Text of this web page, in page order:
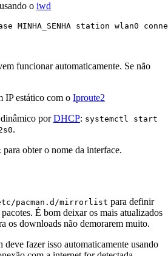
o iwd
funcionar automaticamente. Se não
IP estático com o Iproute2
porDHCP: systemctl start
.
para obter o nome da interface.
pacman.d/mirrorlist para definir
É bom deixar os mais atualizados
os downloads não demorarem muito.
fazer isso automaticamente usando